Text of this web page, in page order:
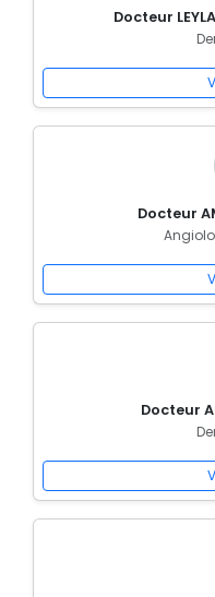
Docteur
Docteur
Docteur